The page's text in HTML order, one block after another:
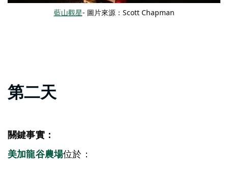
藍山觀星- 圖片來源：Scott Chapman
第二天
關鍵事實：
美加龍谷農場位於：